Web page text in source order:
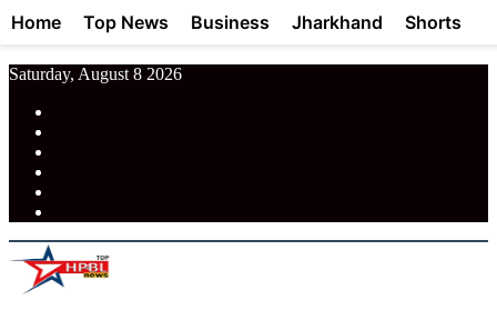
Saturday, August 8 2026
Home Top News Business Jharkhand Shorts